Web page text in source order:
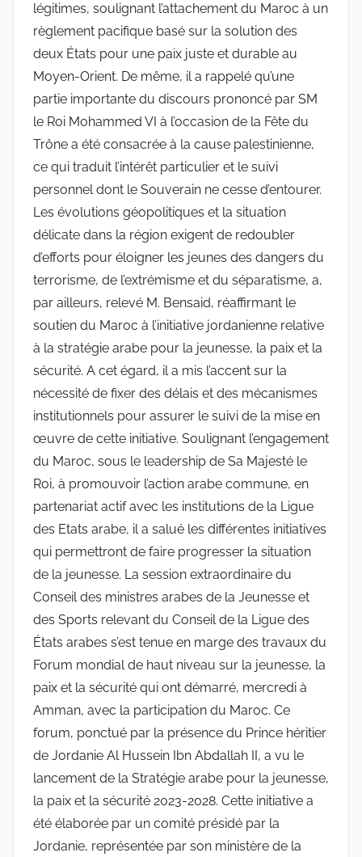
légitimes, soulignant l’attachement du Maroc à un
règlement pacifique basé sur la solution des
deux États pour une paix juste et durable au
Moyen-Orient. De même, il a rappelé qu’une
partie importante du discours prononcé par SM
le Roi Mohammed VI à l’occasion de la Fête du
Trône a été consacrée à la cause palestinienne,
ce qui traduit l’intérêt particulier et le suivi
personnel dont le Souverain ne cesse d’entourer.
Les évolutions géopolitiques et la situation
délicate dans la région exigent de redoubler
d’efforts pour éloigner les jeunes des dangers du
terrorisme, de l’extrémisme et du séparatisme, a,
par ailleurs, relevé M. Bensaid, réaffirmant le
soutien du Maroc à l’initiative jordanienne relative
à la stratégie arabe pour la jeunesse, la paix et la
sécurité. A cet égard, il a mis l’accent sur la
nécessité de fixer des délais et des mécanismes
institutionnels pour assurer le suivi de la mise en
œuvre de cette initiative. Soulignant l’engagement
du Maroc, sous le leadership de Sa Majesté le
Roi, à promouvoir l’action arabe commune, en
partenariat actif avec les institutions de la Ligue
des Etats arabe, il a salué les différentes initiatives
qui permettront de faire progresser la situation
de la jeunesse. La session extraordinaire du
Conseil des ministres arabes de la Jeunesse et
des Sports relevant du Conseil de la Ligue des
États arabes s’est tenue en marge des travaux du
Forum mondial de haut niveau sur la jeunesse, la
paix et la sécurité qui ont démarré, mercredi à
Amman, avec la participation du Maroc. Ce
forum, ponctué par la présence du Prince héritier
de Jordanie Al Hussein Ibn Abdallah II, a vu le
lancement de la Stratégie arabe pour la jeunesse,
la paix et la sécurité 2023-2028. Cette initiative a
été élaborée par un comité présidé par la
Jordanie, représentée par son ministère de la